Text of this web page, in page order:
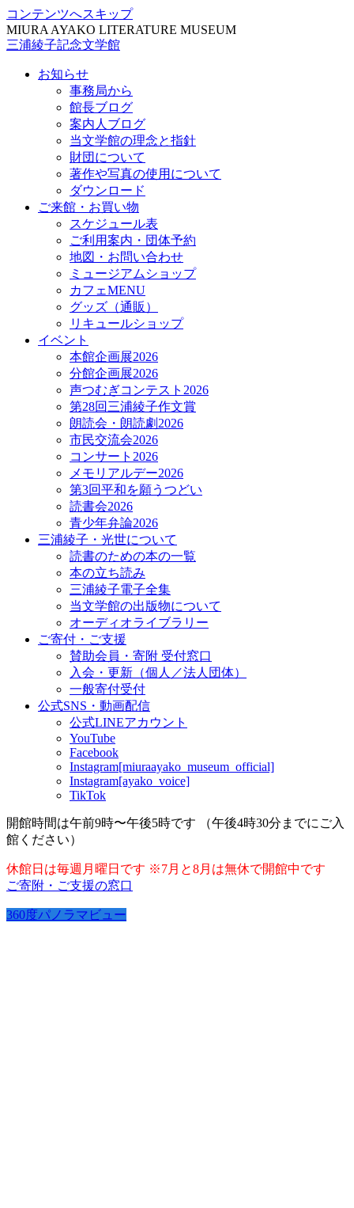
コンテンツへスキップ
MIURA AYAKO LITERATURE MUSEUM
三浦綾子記念文学館
お知らせ
事務局から
館長ブログ
案内人ブログ
当文学館の理念と指針
財団について
著作や写真の使用について
ダウンロード
ご来館・お買い物
スケジュール表
ご利用案内・団体予約
地図・お問い合わせ
ミュージアムショップ
カフェMENU
グッズ（通販）
リキュールショップ
イベント
本館企画展2026
分館企画展2026
声つむぎコンテスト2026
第28回三浦綾子作文賞
朗読会・朗読劇2026
市民交流会2026
コンサート2026
メモリアルデー2026
第3回平和を願うつどい
読書会2026
青少年弁論2026
三浦綾子・光世について
読書のための本の一覧
本の立ち読み
三浦綾子電子全集
当文学館の出版物について
オーディオライブラリー
ご寄付・ご支援
賛助会員・寄附 受付窓口
入会・更新（個人／法人団体）
一般寄付受付
公式SNS・動画配信
公式LINEアカウント
YouTube
Facebook
Instagram[miuraayako_museum_official]
Instagram[ayako_voice]
TikTok
開館時間は午前9時〜午後5時です （午後4時30分までにご入
館ください）
休館日は毎週月曜日です ※7月と8月は無休で開館中です
ご寄附・ご支援の窓口
360度パノラマビュー